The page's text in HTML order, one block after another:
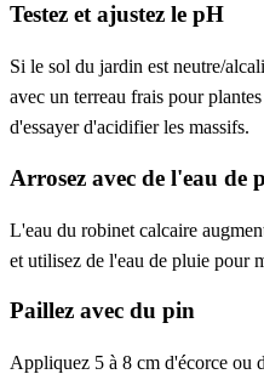
Testez et ajustez le pH
Si le sol du jardin est neutre/
avec un terreau frais pour
d'essayer d'acidifier les massifs.
Arrosez avec de l'eau de
L'eau du robinet calcaire
et utilisez de l'eau de pluie pour
Paillez avec du pin
Appliquez 5 à 8 cm d'écorce ou